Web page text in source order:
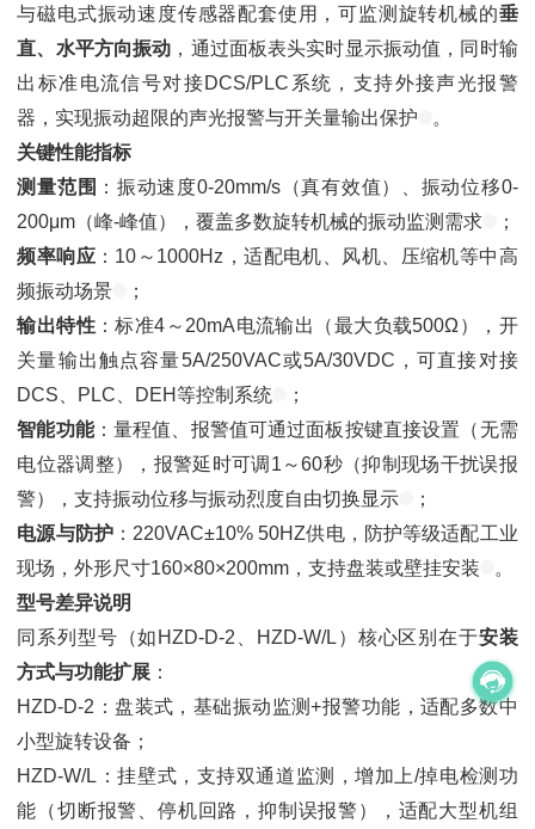
与磁电式振动速度传感器配套使用，可监测旋转机械的垂
直、水平方向振动 ，通过面板表头实时显示振动值，同时输
出标准电流信号对接DCS/PLC系统，支持外接声光报警
器，实现振动超限的声光报警与开关量输出保护
。
关键性能指标
测量范围 ：振动速度0-20mm/s（真有效值）、振动位移0-
200μm（峰-峰值），覆盖多数旋转机械的振动监测需求
；
频率响应 ：10～1000Hz，适配电机、风机、压缩机等中高
频振动场景
；
输出特性 ：标准4～20mA电流输出（最大负载500Ω），开
关量输出触点容量5A/250VAC或5A/30VDC，可直接对接
DCS、PLC、DEH等控制系统
；
智能功能：量程值、报警值可通过面板按键直接设置（无需
电位器调整），报警延时可调1～60秒（抑制现场干扰误报
警），支持振动位移与振动烈度自由切换显示
；
电源与防护：220VAC±10% 50HZ供电，防护等级适配工业
现场，外形尺寸160×80×200mm，支持盘装或壁挂安装
。
型号差异说明
同系列型号（如HZD-D-2、HZD-W/L）核心区别在于安装
方式与功能扩展 ：
HZD-D-2：盘装式，基础振动监测+报警功能，适配多数中
小型旋转设备；
HZD-W/L：挂壁式，支持双通道监测，增加上/掉电检测功
能（切断报警、停机回路，抑制误报警），适配大型机组